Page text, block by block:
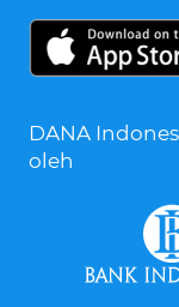
DANA
oleh